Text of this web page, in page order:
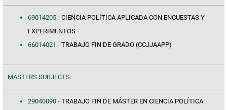
69014205 - CIENCIA POLÍTICA APLICADA CON ENCUESTAS Y
EXPERIMENTOS
66014021 - TRABAJO FIN DE GRADO (CCJJAAPP)
MASTERS SUBJECTS:
29040090 - TRABAJO FIN DE MÁSTER EN CIENCIA POLÍTICA: